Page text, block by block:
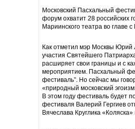
Московский Пасхальный
форум охватит 28 российских
Мариинского театра во главе
Как отметил мэр Москвы Юрий
участия Святейшего
расширяет свои границы и с
мероприятием. Пасхальный
фестиваль”. Но сейчас мы
«природный московский
В этом году фестиваль будет
фестиваля Валерий Гергиев
Вячеслава Круглика